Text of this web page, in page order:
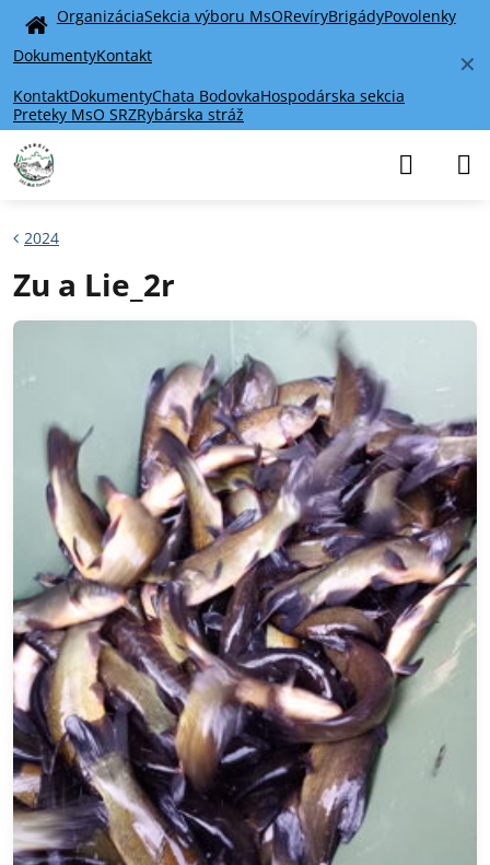
✕
Home
OrganizáciaSekcia výboru MsORevíryBrigádyPovolenky
DokumentyKontakt
KontaktDokumentyChata BodovkaHospodárska sekcia
Preteky MsO SRZRybárska stráž
2024
Zu a Lie_2r